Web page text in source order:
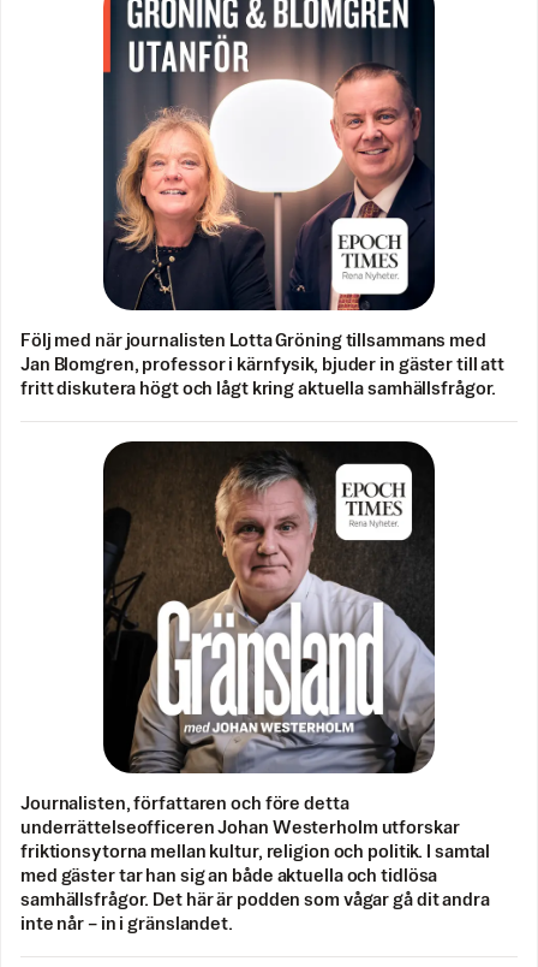
Följ med när journalisten Lotta Gröning tillsammans med
Jan Blomgren, professor i kärnfysik, bjuder in gäster till att
fritt diskutera högt och lågt kring aktuella samhällsfrågor.
Journalisten, författaren och före detta
underrättelseofficeren Johan Westerholm utforskar
friktionsytorna mellan kultur, religion och politik. I samtal
med gäster tar han sig an både aktuella och tidlösa
samhällsfrågor. Det här är podden som vågar gå dit andra
inte når – in i gränslandet.